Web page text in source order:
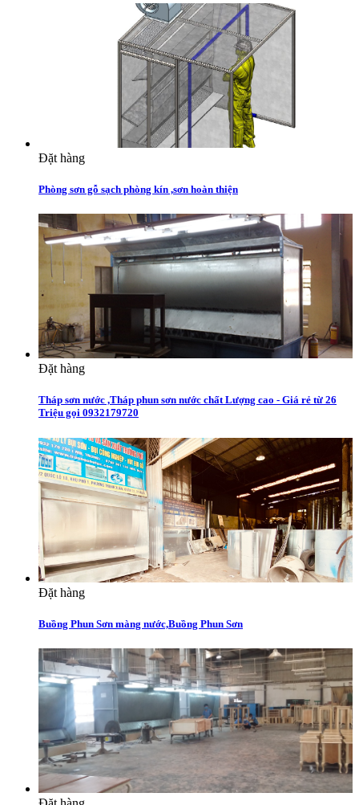
Đặt hàng
Phòng sơn gỗ sạch phòng kín ,sơn hoàn thiện
Đặt hàng
Tháp sơn nước ,Tháp phun sơn nước chất Lượng cao - Giá rẻ từ 26
Triệu gọi 0932179720
Đặt hàng
Buồng Phun Sơn màng nước,Buồng Phun Sơn